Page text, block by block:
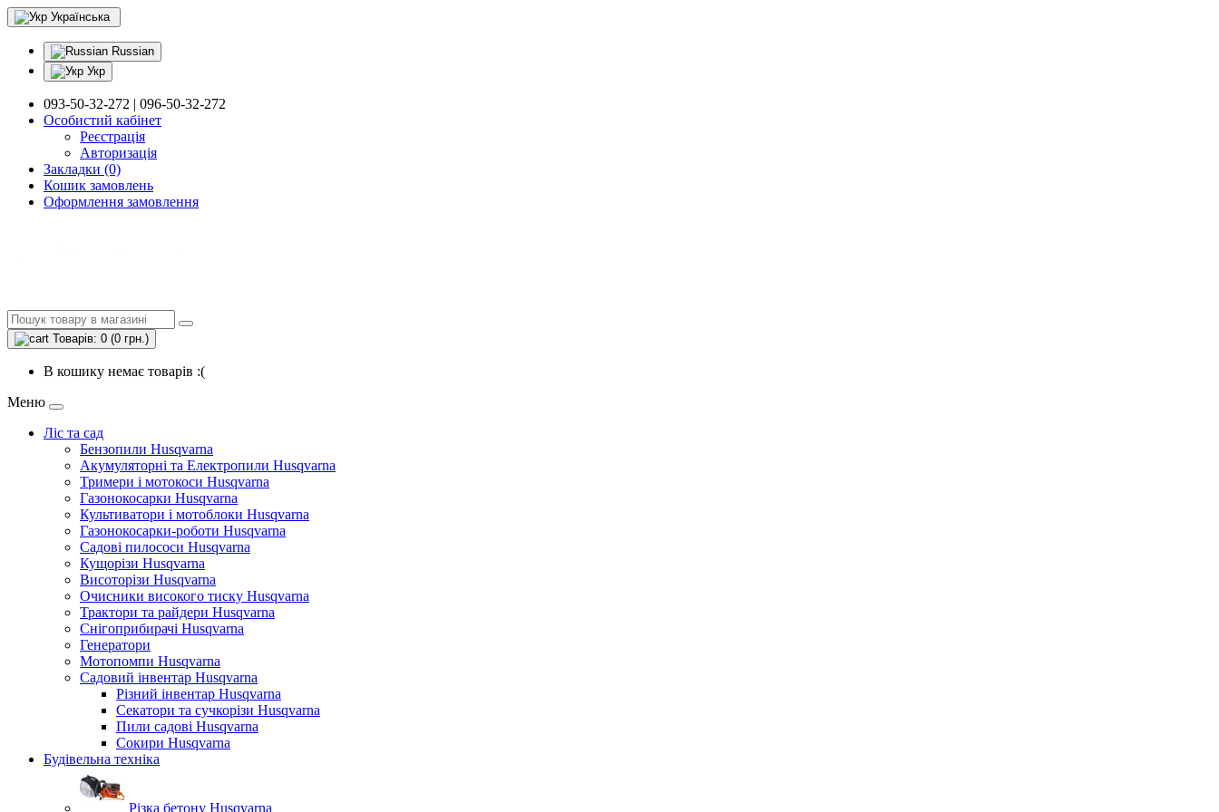
Українська
Russian
Укр
093-50-32-272 | 096-50-32-272
Особистий кабінет
Реєстрація
Авторизація
Закладки (0)
Кошик замовлень
Оформлення замовлення
Товарів: 0 (0 грн.)
В кошику немає товарів :(
Меню
Ліс та сад
Бензопили Husqvarna
Акумуляторні та Електропили Husqvarna
Тримери і мотокоси Husqvarna
Газонокосарки Husqvarna
Культиватори і мотоблоки Husqvarna
Газонокосарки-роботи Husqvarna
Садові пилососи Husqvarna
Кущорізи Husqvarna
Висоторізи Husqvarna
Очисники високого тиску Husqvarna
Трактори та райдери Husqvarna
Снігоприбирачі Husqvarna
Генератори
Мотопомпи Husqvarna
Садовий інвентар Husqvarna
Різний інвентар Husqvarna
Секатори та сучкорізи Husqvarna
Пили садові Husqvarna
Сокири Husqvarna
Будівельна техніка
Різка бетону Husqvarna